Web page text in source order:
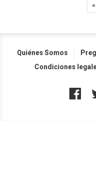
«
Quiénes Somos
Condiciones